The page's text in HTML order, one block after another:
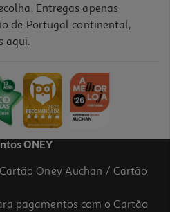
4.9
Entregas apenas
de Portugal continental,
aqui.
ONEY
Oney Auchan / Cartão
pagamentos com o Cartão